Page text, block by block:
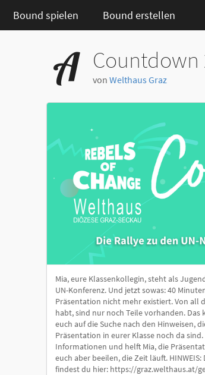
Bound spielen Bound erstellen
Countdown
von Welthaus Graz
Mia, eure Klassenkollegin, steht als
UN-Konferenz. Und jetzt sowas: 40
Präsentation nicht mehr existiert. Von
habt, sind nur noch Teile vorhanden.
euch auf die Suche nach den Hinweisen,
Präsentation in eurer Klasse noch da
Informationen und helft Mia, die
euch aber beeilen, die Zeit läuft.
findest du hier: https://graz.welthaus.at/